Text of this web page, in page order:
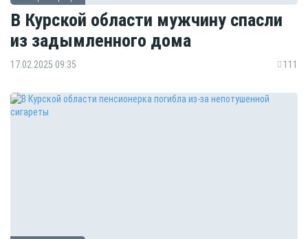
В Курской области мужчину спасли
из задымленного дома
17.02.2025 09:35 111